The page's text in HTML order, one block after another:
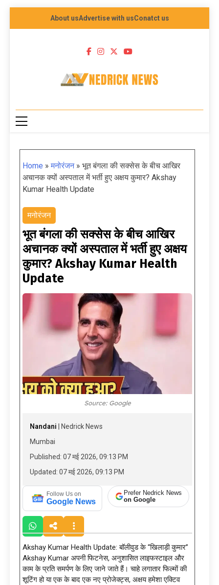
About usAdvertise with usConatct us
NEDRICK NEWS
Home »मनोरंजन» भूत बंगला की सक्सेस के बीच आखिर
अचानक क्यों अस्पताल में भर्ती हुए अक्षय कुमार? Akshay
Kumar Health Update
मनोरंजन
भूत बंगला की सक्सेस के बीच आखिर
अचानक क्यों अस्पताल में भर्ती हुए अक्षय
कुमार? Akshay Kumar Health
Update
Source: Google
Nandani | Nedrick News
Mumbai
Published: 07 मई 2026, 09:13 PM
Updated: 07 मई 2026, 09:13 PM
Follow Us on
Google News
Prefer Nedrick News
on Google
Akshay Kumar Health Update: बॉलीवुड के “खिलाड़ी कुमार”
Akshay Kumar अपनी फिटनेस, अनुशासित लाइफस्टाइल और
काम के प्रति समर्पण के लिए जाने जाते हैं। चाहे लगातार फिल्मों की
शूटिंग हो या एक के बाद एक नए प्रोजेक्ट्स, अक्षय हमेशा एक्टिव